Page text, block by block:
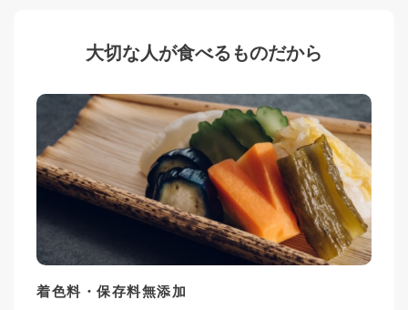
大切な人が食べるものだから
着色料・保存料無添加